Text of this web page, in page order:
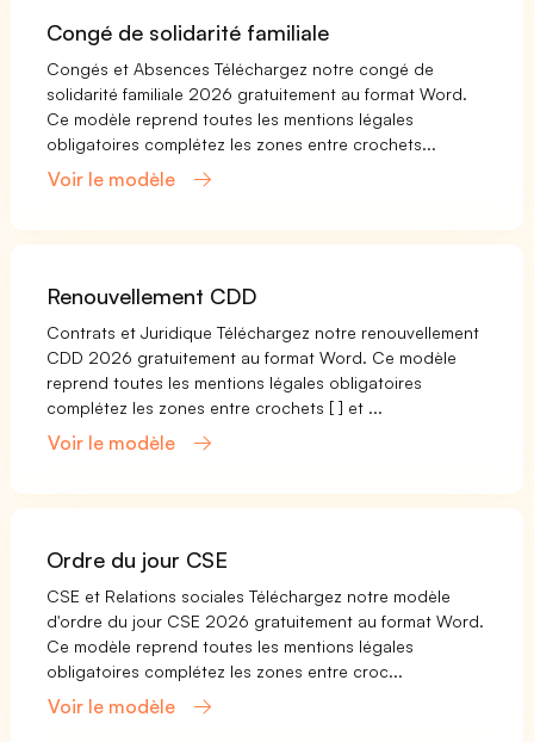
Congé de solidarité familiale
Congés et Absences Téléchargez notre congé de
solidarité familiale 2026 gratuitement au format Word.
Ce modèle reprend toutes les mentions légales
obligatoires complétez les zones entre crochets...
Voir le modèle
Renouvellement CDD
Contrats et Juridique Téléchargez notre renouvellement
CDD 2026 gratuitement au format Word. Ce modèle
reprend toutes les mentions légales obligatoires
complétez les zones entre crochets [ ] et ...
Voir le modèle
Ordre du jour CSE
CSE et Relations sociales Téléchargez notre modèle
d'ordre du jour CSE 2026 gratuitement au format Word.
Ce modèle reprend toutes les mentions légales
obligatoires complétez les zones entre croc...
Voir le modèle